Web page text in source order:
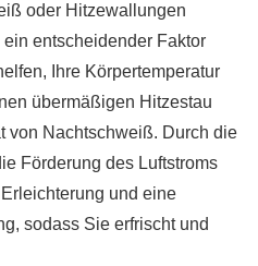
oder Hitzewallungen
entscheidender Faktor
Ihre Körpertemperatur
übermäßigen Hitzestau
von Nachtschweiß. Durch die
Förderung des Luftstroms
und eine
sodass Sie erfrischt und